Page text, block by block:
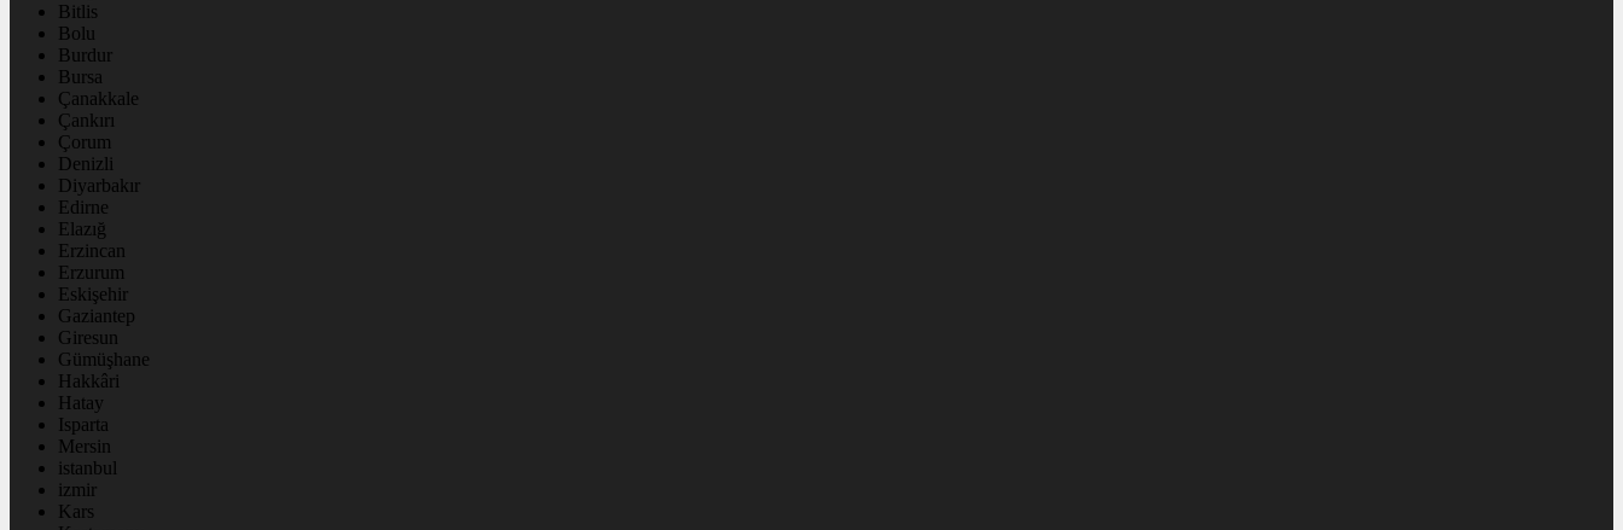
Bitlis
Bolu
Burdur
Bursa
Çanakkale
Çankırı
Çorum
Denizli
Diyarbakır
Edirne
Elazığ
Erzincan
Erzurum
Eskişehir
Gaziantep
Giresun
Gümüşhane
Hakkâri
Hatay
Isparta
Mersin
istanbul
izmir
Kars